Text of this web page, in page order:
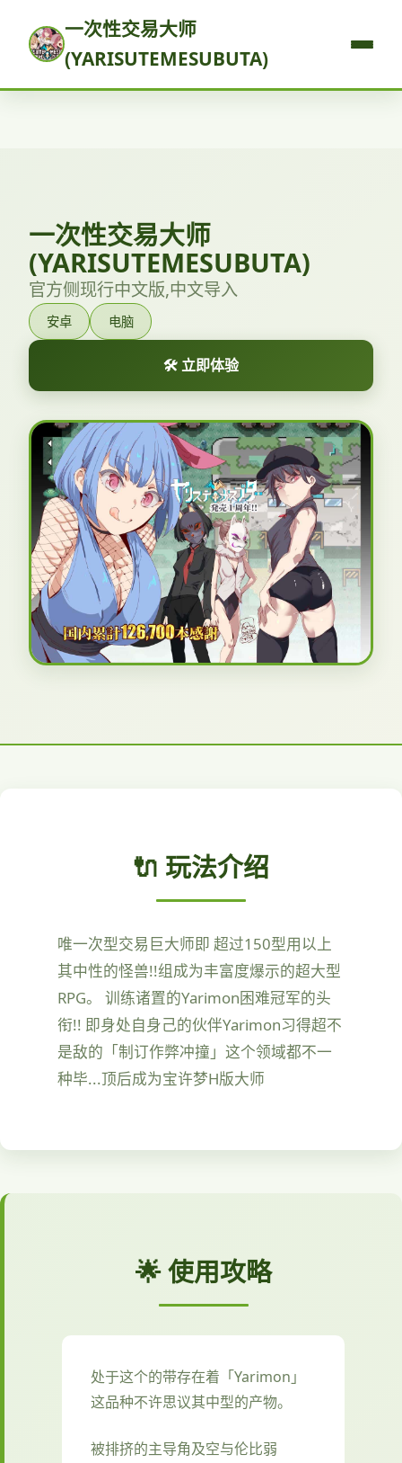
一次性交易大师
(YARISUTEMESUBUTA)
一次性交易大师
(YARISUTEMESUBUTA)
官方侧现行中文版,中文导入
安卓 电脑
🛠️ 立即体验
🔌 玩法介绍
唯一次型交易巨大师即 超过150型用以上
其中性的怪兽!!组成为丰富度爆示的超大型
RPG。 训练诸置的Yarimon困难冠军的头
衔!! 即身处自身己的伙伴Yarimon习得超不
是敌的「制订作弊冲撞」这个领域都不一
种毕...顶后成为宝许梦H版大师
🌟 使用攻略
处于这个的带存在着「Yarimon」
这品种不许思议其中型的产物。
被排挤的主导角及空与伦比弱